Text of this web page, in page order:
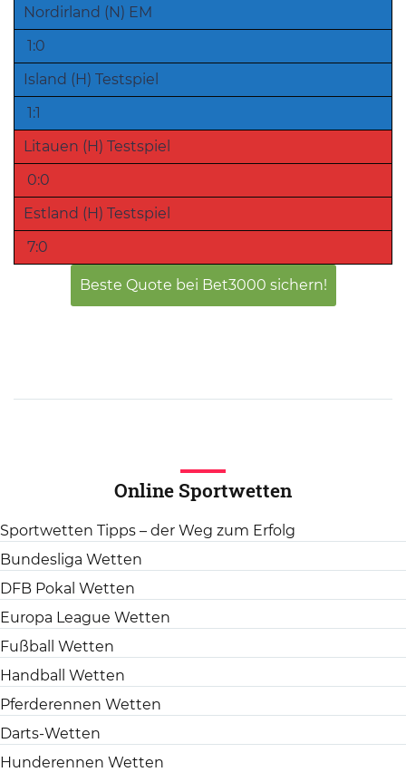
Nordirland (N) EM
1:0
Island (H) Testspiel
1:1
Litauen (H) Testspiel
0:0
Estland (H) Testspiel
7:0
Beste Quote bei Bet3000 sichern!
Online Sportwetten
Sportwetten Tipps – der Weg zum Erfolg
Bundesliga Wetten
DFB Pokal Wetten
Europa League Wetten
Fußball Wetten
Handball Wetten
Pferderennen Wetten
Darts-Wetten
Hunderennen Wetten